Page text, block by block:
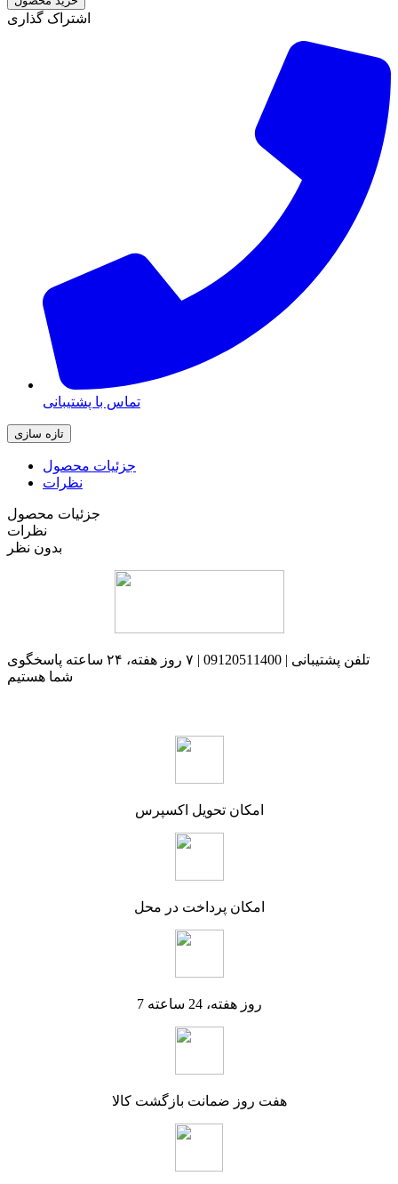
اشتراک گذاری
تماس با پشتیبانی
جزئیات محصول
نظرات
جزئیات محصول
نظرات
بدون نظر
تلفن پشتیبانی | 09120511400 | ۷ روز هفته، ۲۴ ساعته پاسخگوی
شما هستیم
امکان تحویل اکسپرس
امکان پرداخت در محل
7 روز هفته، 24 ساعته
هفت روز ضمانت بازگشت کالا